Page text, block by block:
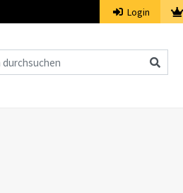
Login